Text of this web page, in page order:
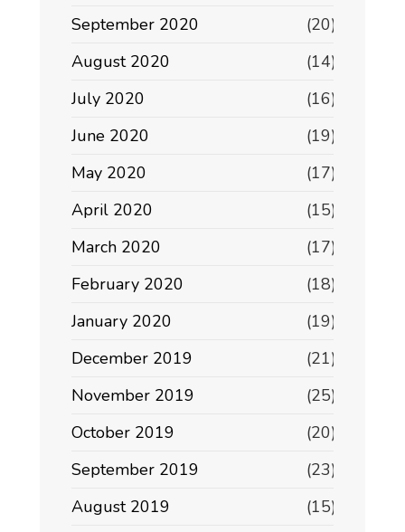
September 2020
(20)
August 2020
(14)
July 2020
(16)
June 2020
(19)
May 2020
(17)
April 2020
(15)
March 2020
(17)
February 2020
(18)
January 2020
(19)
December 2019
(21)
November 2019
(25)
October 2019
(20)
September 2019
(23)
August 2019
(15)